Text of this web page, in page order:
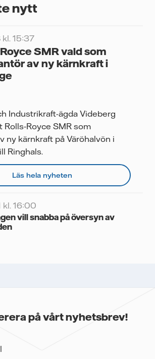
nytt
15:37
SMR vald som
av ny kärnkraft i
Industrikraft-ägda Videberg
Rolls‑Royce SMR som
ny kärnkraft på Väröhalvön i
Ringhals.
Läs hela nyheten
16:00
vill snabba på översyn av
på vårt nyhetsbrev!